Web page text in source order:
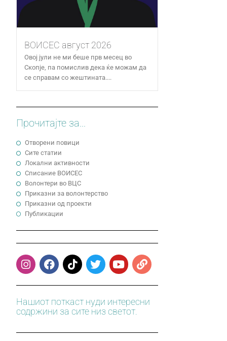
ВОИСЕС август 2026
Овој јули не ми беше прв месец во
Скопје, па помислив дека ќе можам да
се справам со жештината....
Прочитајте за...
Отворени повици
Сите статии
Локални активности
Cписание ВОИСЕС
Волонтери во ВЦС
Приказни за волонтерство
Приказни од проекти
Публикации
Нашиот поткаст нуди интересни
содржини за сите низ светот.